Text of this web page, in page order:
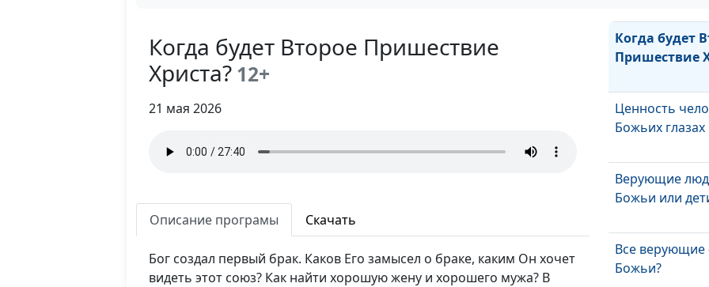
Когда будет Второе Пришествие
Христа? 12+
21 мая 2026
Описание програмы Скачать
Бог создал первый брак. Каков Его замысел о браке, каким Он хочет
видеть этот союз? Как найти хорошую жену и хорошего мужа? В
Когда будет
Пришествие
Ценность
Божьих глазах
Верующие
Божьи или
Все верующие
Божьи?